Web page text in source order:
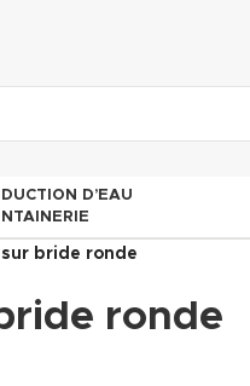
D’EAU
bride ronde
ronde